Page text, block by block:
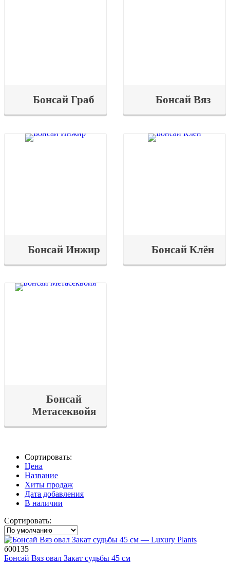
Бонсай Граб Бонсай Вяз
Бонсай Инжир Бонсай Клён
Бонсай
Метасеквойя
Сортировать:
Цена
Название
Хиты продаж
Дата добавления
В наличии
Сортировать:
б00135
Бонсай Вяз овал Закат судьбы 45 см